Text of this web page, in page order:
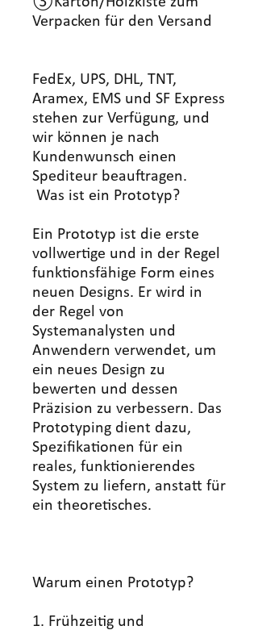
Verpacken für den Versand
FedEx, UPS, DHL, TNT,
Aramex, EMS und SF Express
stehen zur Verfügung, und
wir können je nach
Kundenwunsch einen
Spediteur beauftragen.
Was ist ein Prototyp?
Ein Prototyp ist die erste
vollwertige und in der Regel
funktionsfähige Form eines
neuen Designs. Er wird in
der Regel von
Systemanalysten und
Anwendern verwendet, um
ein neues Design zu
bewerten und dessen
Präzision zu verbessern. Das
Prototyping dient dazu,
Spezifikationen für ein
reales, funktionierendes
System zu liefern, anstatt für
ein theoretisches.
Warum einen Prototyp?
1. Frühzeitig und